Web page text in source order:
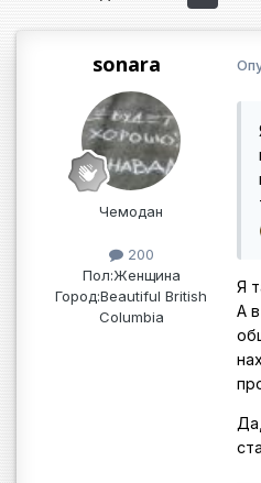
sonara
Чемодан
200
Пол:Женщина
Город:Beautiful British
Columbia
Я
А